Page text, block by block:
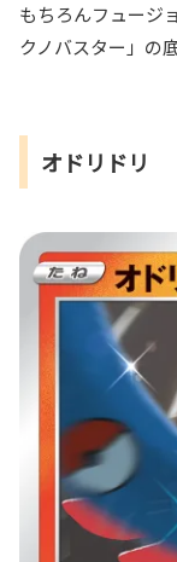
もちろんフュージ
クノバスター」の
オドリドリ